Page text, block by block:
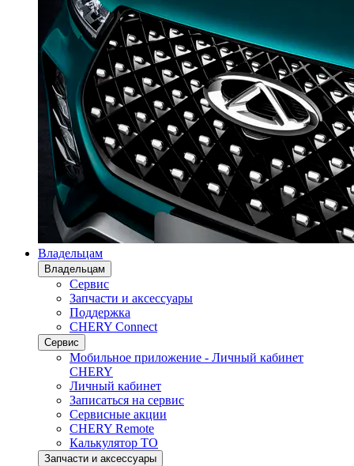
Владельцам
Владельцам
Сервис
Запчасти и аксессуары
Поддержка
CHERY Connect
Сервис
Мобильное приложение - Личный кабинет
CHERY
Личный кабинет
Записаться на сервис
Сервисные акции
CHERY Remote
Калькулятор ТО
Запчасти и аксессуары